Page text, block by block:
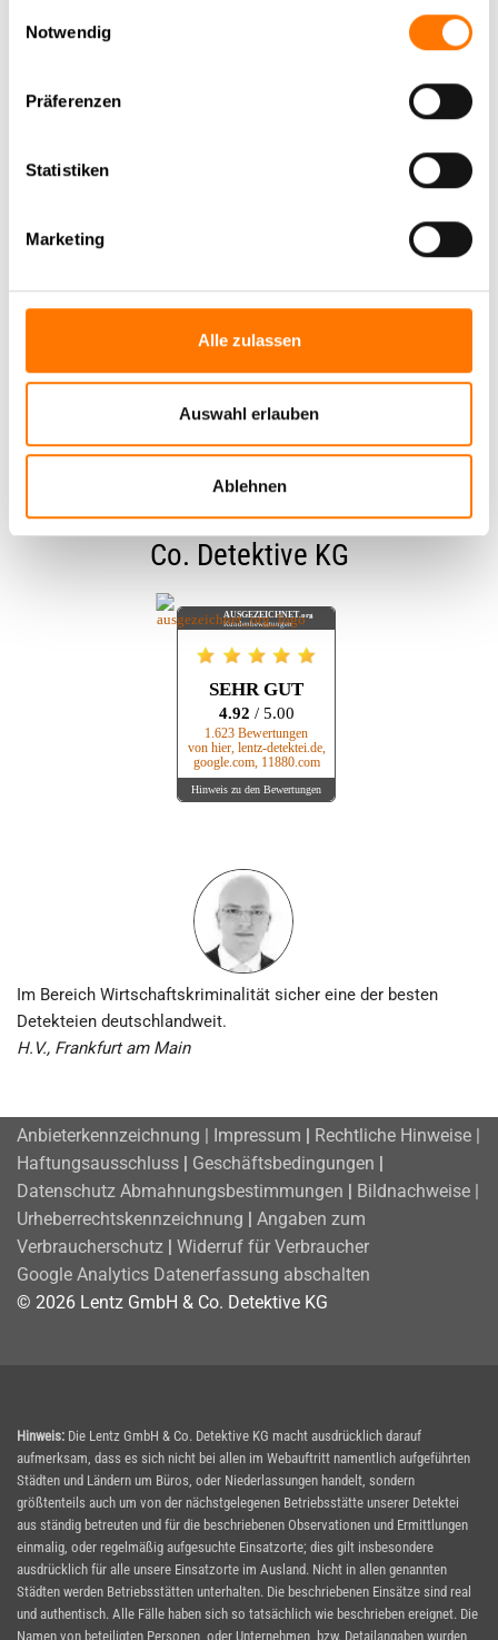
Notwendig
Präferenzen
Statistiken
Marketing
Alle zulassen
Auswahl erlauben
Ablehnen
Das sagen unsere unsere
Mandanten
Kundenbewertungen fürLentz GmbH &
Co. Detektive KG
AUSGEZEICHNET .org
Kundenbewertungen
SEHR GUT
4.92 / 5.00
1.623 Bewertungen
von hier, lentz-detektei.de,
google.com, 11880.com
Hinweis zu den Bewertungen
Im Bereich Wirtschafts­kriminalität sicher eine der besten
Detekteien deutschlandweit.
H.V., Frankfurt am Main
Anbieterkennzeichnung | Impressum | Rechtliche Hinweise |
Haftungsausschluss | Geschäftsbedingungen |
Datenschutz Abmahnungsbestimmungen | Bildnachweise |
Urheberrechtskennzeichnung | Angaben zum
Verbraucherschutz | Widerruf für Verbraucher
Google Analytics Datenerfassung abschalten
© 2026 Lentz GmbH & Co. Detektive KG
Hinweis: Die Lentz GmbH & Co. Detektive KG macht ausdrücklich darauf
aufmerksam, dass es sich nicht bei allen im Webauftritt namentlich aufgeführten
Städten und Ländern um Büros, oder Niederlassungen handelt, sondern
größtenteils auch um von der nächstgelegenen Betriebsstätte unserer Detektei
aus ständig betreuten und für die beschriebenen Observationen und Ermittlungen
einmalig, oder regelmäßig aufgesuchte Einsatzorte; dies gilt insbesondere
ausdrücklich für alle unsere Einsatzorte im Ausland. Nicht in allen genannten
Städten werden Betriebsstätten unterhalten. Die beschriebenen Einsätze sind real
und authentisch. Alle Fälle haben sich so tatsächlich wie beschrieben ereignet. Die
Namen von beteiligten Personen, oder Unternehmen, bzw. Detailangaben wurden